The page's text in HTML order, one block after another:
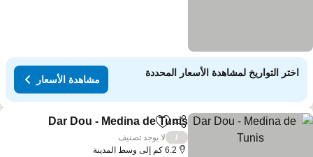
اختر التواريخ لمشاهدة الأسعار المحددة
مشاهدة الأسعار
مشاركةAdd to favorites
Dar Dou - Medina de Tunis
لا يوجد تصنيف
6.2 كم إلى وسط المدينة